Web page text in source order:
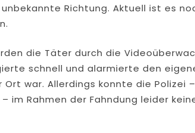
Richtung. Aktuell ist es
die Täter durch die
schnell und alarmierte den
Ort war. Allerdings konnte die Polizei
im Rahmen der Fahndung leider